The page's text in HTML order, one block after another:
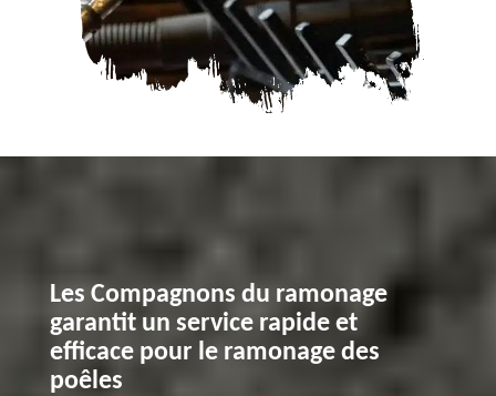
Les Compagnons du ramonage
garantit un service rapide et
efficace pour le ramonage des
poêles